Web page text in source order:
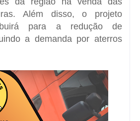
Além disso, o projeto
para a redução de
a demanda por aterros